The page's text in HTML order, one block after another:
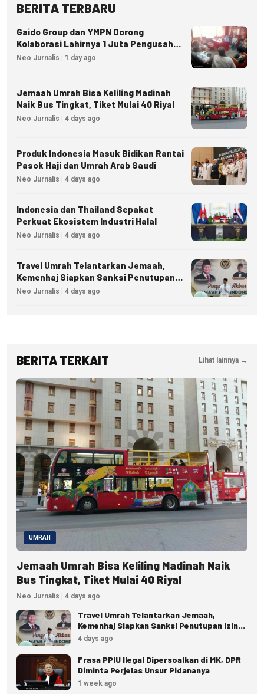
BERITA TERBARU
Gaido Group dan YMPN Dorong
Kolaborasi Lahirnya 1 Juta Pengusaha
Ekonomi Syariah
Neo Jurnalis | 1 day ago
Jemaah Umrah Bisa Keliling Madinah
Naik Bus Tingkat, Tiket Mulai 40 Riyal
Neo Jurnalis | 4 days ago
Produk Indonesia Masuk Bidikan Rantai
Pasok Haji dan Umrah Arab Saudi
Neo Jurnalis | 4 days ago
Indonesia dan Thailand Sepakat
Perkuat Ekosistem Industri Halal
Neo Jurnalis | 4 days ago
Travel Umrah Telantarkan Jemaah,
Kemenhaj Siapkan Sanksi Penutupan
Izin hingga Pidana
Neo Jurnalis | 4 days ago
BERITA TERKAIT Lihat lainnya →
UMRAH
Jemaah Umrah Bisa Keliling Madinah Naik
Bus Tingkat, Tiket Mulai 40 Riyal
Neo Jurnalis | 4 days ago
Travel Umrah Telantarkan Jemaah,
Kemenhaj Siapkan Sanksi Penutupan Izin
hingga Pidana
4 days ago
Frasa PPIU Ilegal Dipersoalkan di MK, DPR
Diminta Perjelas Unsur Pidananya
1 week ago